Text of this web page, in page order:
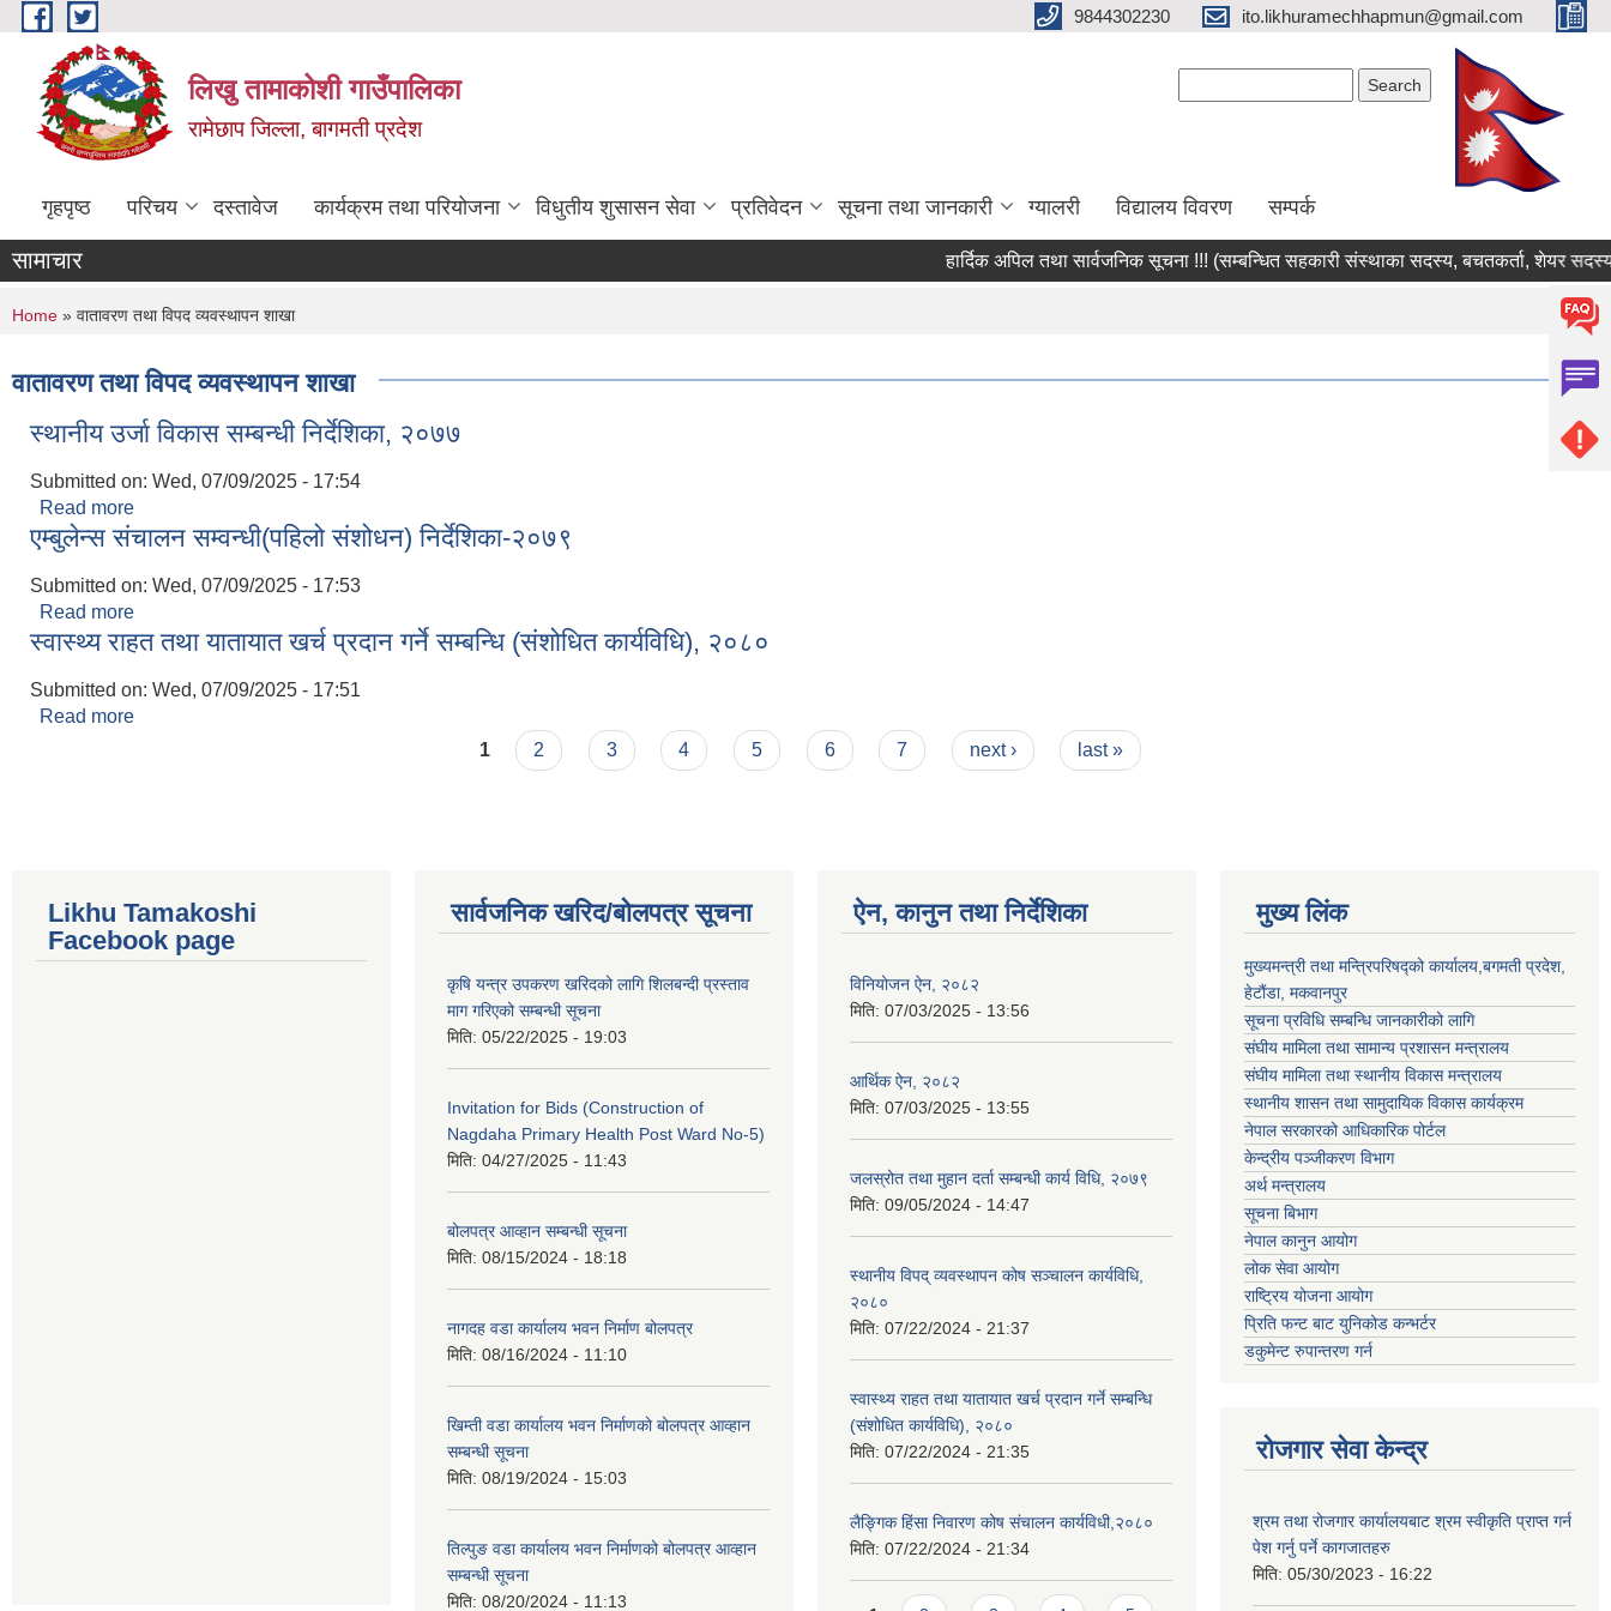
Skip to main content 9844302230 ito.likhuramechhapmun@gmail.com
लिखु तामाकोशी गाउँपालिका
रामेछाप जिल्ला, बागमती प्रदेश
गृहपृष्ठ परिचय दस्तावेज कार्यक्रम तथा परियोजना विधुतीय शुसासन सेवा प्रतिवेदन सूचना तथा जानकारी ग्यालरी विद्यालय विवरण सम्पर्क
सामाचार हार्दिक अपिल तथा सार्वजनिक सूचना !!! (सम्बन्धित सहकारी संस्थाका सदस्य, बचतकर्ता, शेयर सदस्य
You are here
Home » वातावरण तथा विपद व्यवस्थापन शाखा
वातावरण तथा विपद व्यवस्थापन शाखा
स्थानीय उर्जा विकास सम्बन्धी निर्देशिका, २०७७
Submitted on: Wed, 07/09/2025 - 17:54
Read more
एम्बुलेन्स संचालन सम्वन्धी(पहिलो संशोधन) निर्देशिका-२०७९
Submitted on: Wed, 07/09/2025 - 17:53
Read more
स्वास्थ्य राहत तथा यातायात खर्च प्रदान गर्ने सम्बन्धि (संशोधित कार्यविधि), २०८०
Submitted on: Wed, 07/09/2025 - 17:51
Read more
1 2 3 4 5 6 7 next › last »
Likhu Tamakoshi
Facebook page
सार्वजनिक खरिद/बोलपत्र सूचना
कृषि यन्त्र उपकरण खरिदको लागि शिलबन्दी प्रस्ताव
माग गरिएको सम्बन्धी सूचना
मिति: 05/22/2025 - 19:03
Invitation for Bids (Construction of
Nagdaha Primary Health Post Ward No-5)
मिति: 04/27/2025 - 11:43
बोलपत्र आव्हान सम्बन्धी सूचना
मिति: 08/15/2024 - 18:18
नागदह वडा कार्यालय भवन निर्माण बोलपत्र
मिति: 08/16/2024 - 11:10
खिम्ती वडा कार्यालय भवन निर्माणको बोलपत्र आव्हान
सम्बन्धी सूचना
मिति: 08/19/2024 - 15:03
तिल्पुङ वडा कार्यालय भवन निर्माणको बोलपत्र आव्हान
सम्बन्धी सूचना
मिति: 08/20/2024 - 11:13
ऐन, कानुन तथा निर्देशिका
विनियोजन ऐन, २०८२
मिति: 07/03/2025 - 13:56
आर्थिक ऐन, २०८२
मिति: 07/03/2025 - 13:55
जलस्रोत तथा मुहान दर्ता सम्बन्धी कार्य विधि, २०७९
मिति: 09/05/2024 - 14:47
स्थानीय विपद् व्यवस्थापन कोष सञ्चालन कार्यविधि,
२०८०
मिति: 07/22/2024 - 21:37
स्वास्थ्य राहत तथा यातायात खर्च प्रदान गर्ने सम्बन्धि
(संशोधित कार्यविधि), २०८०
मिति: 07/22/2024 - 21:35
लैङ्गिक हिंसा निवारण कोष संचालन कार्यविधी,२०८०
मिति: 07/22/2024 - 21:34
मुख्य लिंक
मुख्यमन्त्री तथा मन्त्रिपरिषद्को कार्यालय,बगमती प्रदेश,
हेटौंडा, मकवानपुर
सूचना प्रविधि सम्बन्धि जानकारीको लागि
संघीय मामिला तथा सामान्य प्रशासन मन्त्रालय
संघीय मामिला तथा स्थानीय विकास मन्त्रालय
स्थानीय शासन तथा सामुदायिक विकास कार्यक्रम
नेपाल सरकारको आधिकारिक पोर्टल
केन्द्रीय पञ्जीकरण विभाग
अर्थ मन्त्रालय
सूचना बिभाग
नेपाल कानुन आयोग
लोक सेवा आयोग
राष्ट्रिय योजना आयोग
प्रिति फन्ट बाट युनिकोड कन्भर्टर
डकुमेन्ट रुपान्तरण गर्न
रोजगार सेवा केन्द्र
श्रम तथा रोजगार कार्यालयबाट श्रम स्वीकृति प्राप्त गर्न
पेश गर्नु पर्ने कागजातहरु
मिति: 05/30/2023 - 16:22